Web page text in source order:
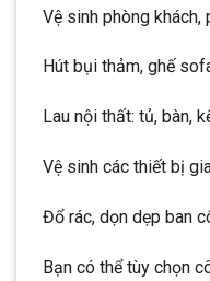
Vệ sinh phòng
Hút bụi thảm, ghế
Lau nội thất: tủ, bàn,
Vệ sinh các thiết bị
Đổ rác, dọn dẹp ban
Bạn có thể tùy chọn